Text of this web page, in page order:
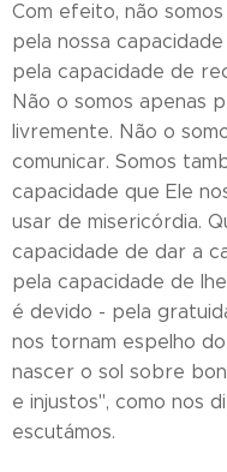
Com efeito, não
pela nossa
pela capacidade de
Não o somos apenas
livremente. Não o
comunicar. Somos
capacidade que Ele
usar de misericórdia.
capacidade de dar a
pela capacidade de
é devido - pela
nos tornam espelho
nascer o sol sobre
e injustos", como nos
escutámos.